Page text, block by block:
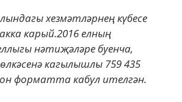
хезмәтләрнең күбесе
карый.2016 елның
нәтиҗәләре буенча,
кагылышлы 759 435
форматта кабул ителгән.